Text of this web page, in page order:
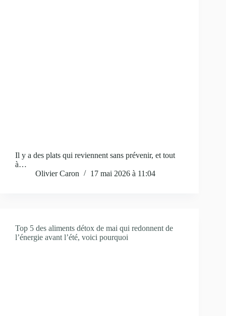
Il y a des plats qui reviennent sans prévenir, et tout
à…
Olivier Caron
17 mai 2026 à 11:04
Top 5 des aliments détox de mai qui redonnent de
l’énergie avant l’été, voici pourquoi